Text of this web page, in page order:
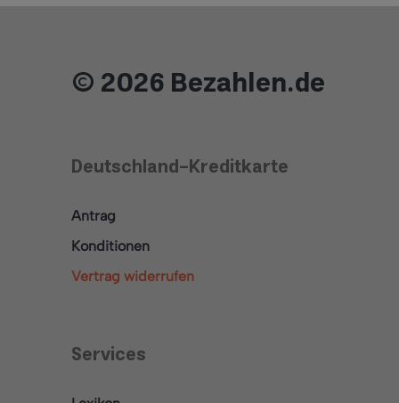
© 2026 Bezahlen.de
Deutschland-Kreditkarte
Antrag
Konditionen
Vertrag widerrufen
Services